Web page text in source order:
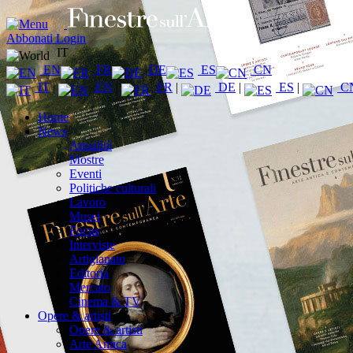
AbbonatiLogin
IT
EN
FR DE ES
CN
IT| EN | FR | DE | ES |
Home
News
Attualità
Mostre
Eventi
Politiche culturali
Lavoro
Musei
Focus
Interviste
Artigianato
Editoria
Mercato
Cinema & TV
Opere & artisti
Opere & artisti
Arte Antica